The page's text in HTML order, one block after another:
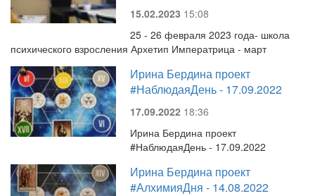
15.02.2023 15:08
25 - 26 февраля 2023 года- школа
психического взросления Архетип Императрица - март
Ирина Бердина проект
#НаблюдаяДень - 17.09.2022
17.09.2022 18:36
Ирина Бердина проект
#НаблюдаяДень - 17.09.2022
Ирина Бердина проект
#АлхимияДня - 14.08.2022